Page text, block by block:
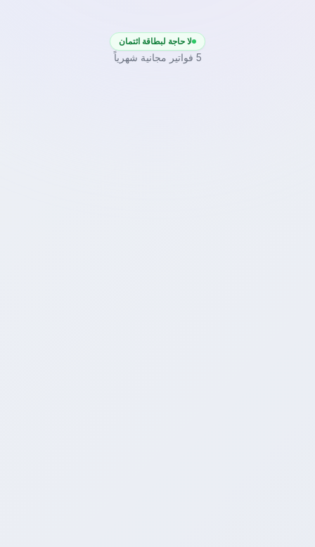
لا حاجة لبطاقة ائتمان
5 فواتير مجانية شهرياً